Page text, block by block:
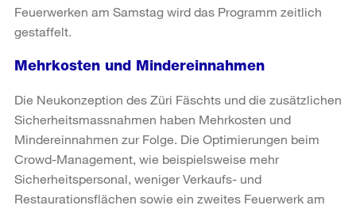
Feuerwerken am Samstag wird das Programm zeitlich
gestaffelt.
Mehrkosten und Mindereinnahmen
Die Neukonzeption des Züri Fäschts und die zusätzlichen
Sicherheitsmassnahmen haben Mehrkosten und
Mindereinnahmen zur Folge. Die Optimierungen beim
Crowd-Management, wie beispielsweise mehr
Sicherheitspersonal, weniger Verkaufs- und
Restaurationsflächen sowie ein zweites Feuerwerk am